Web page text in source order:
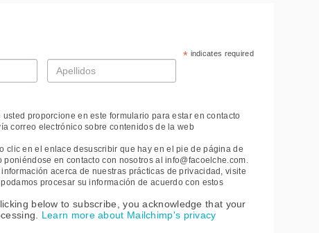
* indicates required
Apellidos
*
proporcione en este formulario para estar en contacto
correo electrónico sobre contenidos de la web
clic en el enlace desuscribir que hay en el pie de página de
en contacto con nosotros al info@facoelche.com.
acerca de nuestras prácticas de privacidad, visite
procesar su información de acuerdo con estos
below to subscribe, you acknowledge that your
Learn more about Mailchimp's privacy